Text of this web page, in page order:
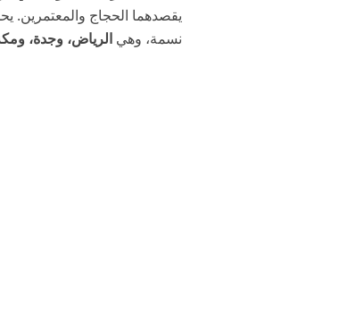
يقصدهما الحجاج والمعتمرين.
نسمة، وهي الرياض، وجدة،